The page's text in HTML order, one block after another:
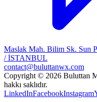
Maslak Mah. Bilim Sk. Sun
/ İSTANBUL
contact@buluttanwx.com
Copyright © 2026 Buluttan
hakkı saklıdır.
LinkedInFacebookInstagram